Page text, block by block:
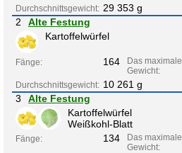
Durchschnittsgewicht: 29 353 g
2
Alte Festung
Kartoffelwürfel
Fänge: 164
Das maximale
Gewicht:
Durchschnittsgewicht: 10 261 g
3
Alte Festung
Kartoffelwürfel
Weißkohl-Blatt
Fänge: 134
Das maximale
Gewicht: